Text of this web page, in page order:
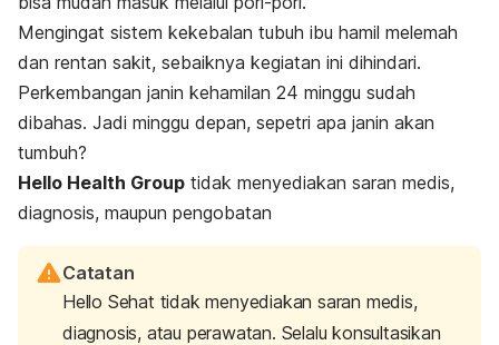
Mengingat sistem kekebalan tubuh ibu hamil melemah
dan rentan sakit, sebaiknya kegiatan ini dihindari.
Perkembangan janin kehamilan 24 minggu sudah
dibahas. Jadi minggu depan, sepetri apa janin akan
tumbuh?
Hello Health Group tidak menyediakan saran medis,
diagnosis, maupun pengobatan
Catatan
Hello Sehat tidak menyediakan saran medis,
diagnosis, atau perawatan. Selalu konsultasikan